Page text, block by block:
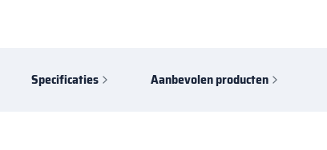
Specificaties Aanbevolen producten